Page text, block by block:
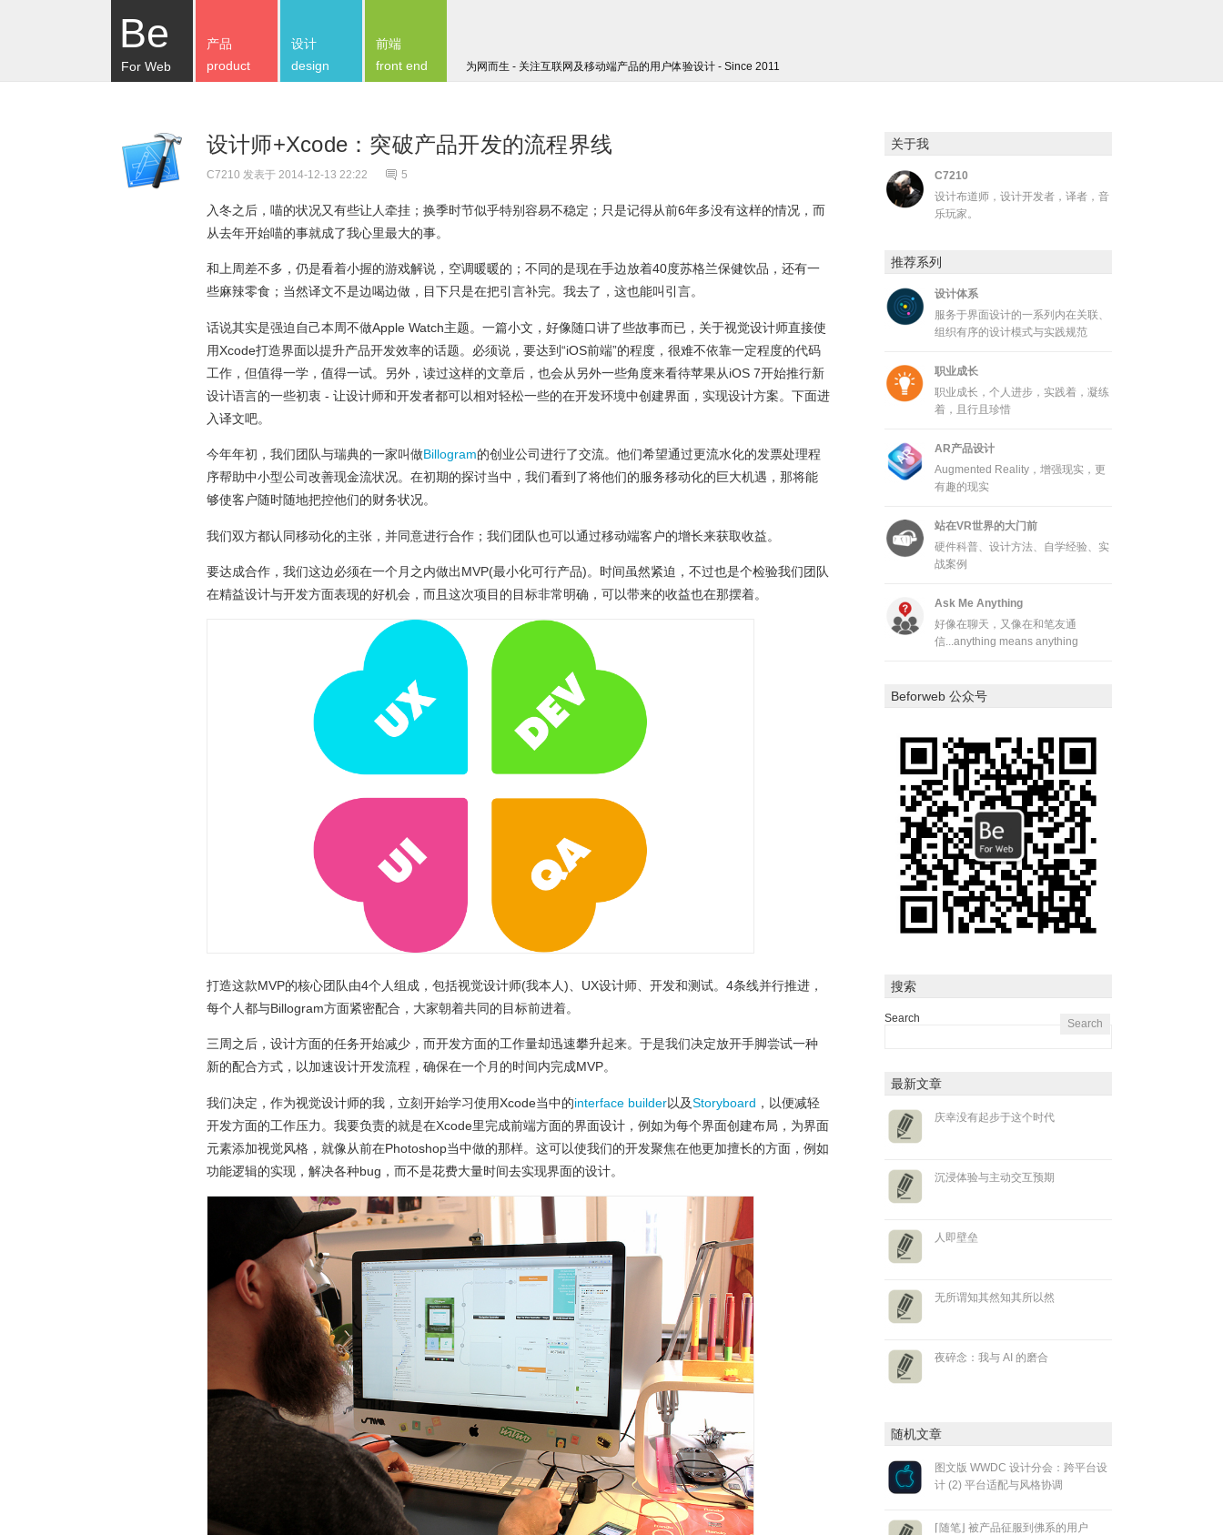
Be
For Web 为网而生 - 关注互联网及移动端产品的用户体验设计 - Since 2011
产品
product
设计
design
前端
front end
设计师+Xcode：突破产品开发的流程界线
C7210 发表于 2014-12-13 22:22 5
入冬之后，喵的状况又有些让人牵挂；换季时节似乎特别容易不稳定；只是记得从前6年多没有这样的情况，而
从去年开始喵的事就成了我心里最大的事。
和上周差不多，仍是看着小握的游戏解说，空调暖暖的；不同的是现在手边放着40度苏格兰保健饮品，还有一
些麻辣零食；当然译文不是边喝边做，目下只是在把引言补完。我去了，这也能叫引言。
话说其实是强迫自己本周不做Apple Watch主题。一篇小文，好像随口讲了些故事而已，关于视觉设计师直接使
用Xcode打造界面以提升产品开发效率的话题。必须说，要达到“iOS前端”的程度，很难不依靠一定程度的代码
工作，但值得一学，值得一试。另外，读过这样的文章后，也会从另外一些角度来看待苹果从iOS 7开始推行新
设计语言的一些初衷 - 让设计师和开发者都可以相对轻松一些的在开发环境中创建界面，实现设计方案。下面进
入译文吧。
今年年初，我们团队与瑞典的一家叫做Billogram的创业公司进行了交流。他们希望通过更流水化的发票处理程
序帮助中小型公司改善现金流状况。在初期的探讨当中，我们看到了将他们的服务移动化的巨大机遇，那将能
够使客户随时随地把控他们的财务状况。
我们双方都认同移动化的主张，并同意进行合作；我们团队也可以通过移动端客户的增长来获取收益。
要达成合作，我们这边必须在一个月之内做出MVP(最小化可行产品)。时间虽然紧迫，不过也是个检验我们团队
在精益设计与开发方面表现的好机会，而且这次项目的目标非常明确，可以带来的收益也在那摆着。
打造这款MVP的核心团队由4个人组成，包括视觉设计师(我本人)、UX设计师、开发和测试。4条线并行推进，
每个人都与Billogram方面紧密配合，大家朝着共同的目标前进着。
三周之后，设计方面的任务开始减少，而开发方面的工作量却迅速攀升起来。于是我们决定放开手脚尝试一种
新的配合方式，以加速设计开发流程，确保在一个月的时间内完成MVP。
我们决定，作为视觉设计师的我，立刻开始学习使用Xcode当中的interface builder以及Storyboard ，以便减轻
开发方面的工作压力。我要负责的就是在Xcode里完成前端方面的界面设计，例如为每个界面创建布局，为界面
元素添加视觉风格，就像从前在Photoshop当中做的那样。这可以使我们的开发聚焦在他更加擅长的方面，例如
功能逻辑的实现，解决各种bug，而不是花费大量时间去实现界面的设计。
关于我
C7210
设计布道师，设计开发者，译者，音
乐玩家。
推荐系列
设计体系
服务于界面设计的一系列内在关联、
组织有序的设计模式与实践规范
职业成长
职业成长，个人进步，实践着，凝练
着，且行且珍惜
AR产品设计
Augmented Reality，增强现实，更
有趣的现实
站在VR世界的大门前
硬件科普、设计方法、自学经验、实
战案例
Ask Me Anything
好像在聊天，又像在和笔友通
信...anything means anything
Beforweb 公众号
搜索
Search
最新文章
庆幸没有起步于这个时代
沉浸体验与主动交互预期
人即壁垒
无所谓知其然知其所以然
夜碎念：我与 AI 的磨合
随机文章
图文版 WWDC 设计分会：跨平台设
计 (2) 平台适配与风格协调
⌈随笔⌋ 被产品征服到佛系的用户